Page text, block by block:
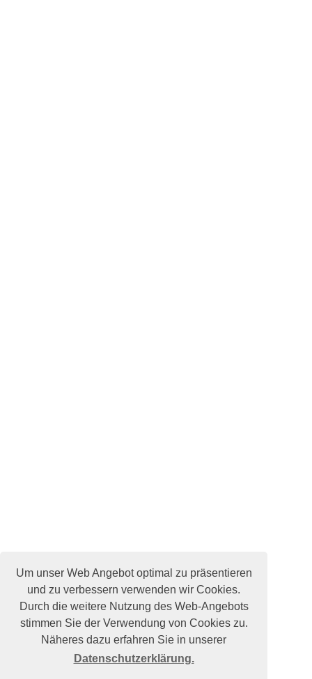
Um unser Web Angebot optimal zu präsentieren
und zu verbessern verwenden wir Cookies.
Durch die weitere Nutzung des Web-Angebots
stimmen Sie der Verwendung von Cookies zu.
Näheres dazu erfahren Sie in unserer
Datenschutzerklärung.